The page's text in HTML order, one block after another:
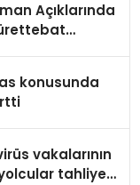
Açıklarında
konusunda
vakalarının
tahliye